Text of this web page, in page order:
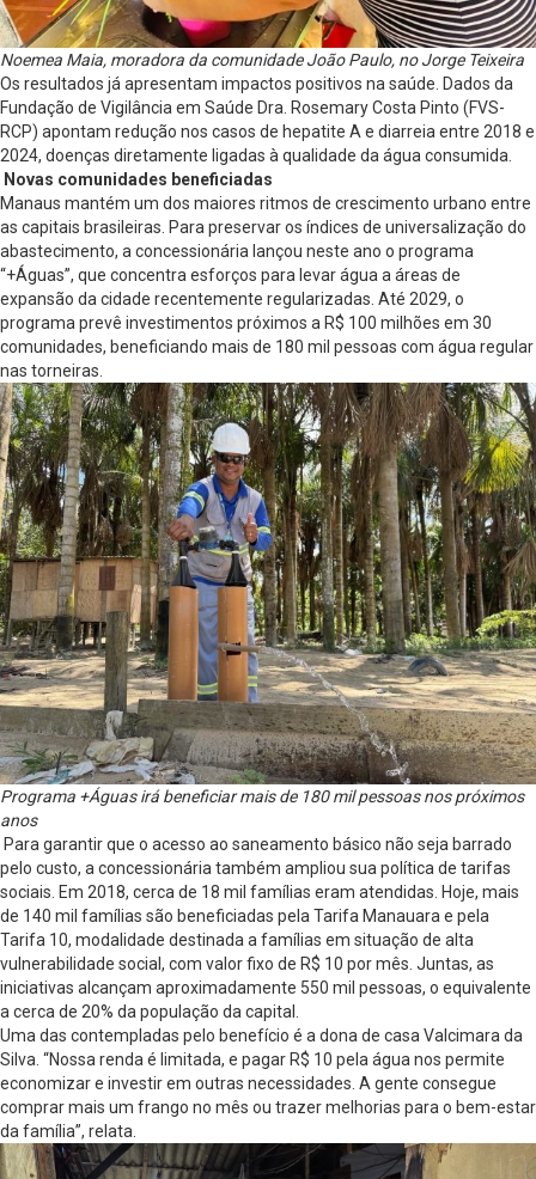
Noemea Maia, moradora da comunidade João Paulo, no Jorge Teixeira
Os resultados já apresentam impactos positivos na saúde. Dados da
Fundação de Vigilância em Saúde Dra. Rosemary Costa Pinto (FVS-
RCP) apontam redução nos casos de hepatite A e diarreia entre 2018 e
2024, doenças diretamente ligadas à qualidade da água consumida.
Novas comunidades beneficiadas
Manaus mantém um dos maiores ritmos de crescimento urbano entre
as capitais brasileiras. Para preservar os índices de universalização do
abastecimento, a concessionária lançou neste ano o programa
“+Águas”, que concentra esforços para levar água a áreas de
expansão da cidade recentemente regularizadas. Até 2029, o
programa prevê investimentos próximos a R$ 100 milhões em 30
comunidades, beneficiando mais de 180 mil pessoas com água regular
nas torneiras.
Programa +Águas irá beneficiar mais de 180 mil pessoas nos próximos
anos
Para garantir que o acesso ao saneamento básico não seja barrado
pelo custo, a concessionária também ampliou sua política de tarifas
sociais. Em 2018, cerca de 18 mil famílias eram atendidas. Hoje, mais
de 140 mil famílias são beneficiadas pela Tarifa Manauara e pela
Tarifa 10, modalidade destinada a famílias em situação de alta
vulnerabilidade social, com valor fixo de R$ 10 por mês. Juntas, as
iniciativas alcançam aproximadamente 550 mil pessoas, o equivalente
a cerca de 20% da população da capital.
Uma das contempladas pelo benefício é a dona de casa Valcimara da
Silva. “Nossa renda é limitada, e pagar R$ 10 pela água nos permite
economizar e investir em outras necessidades. A gente consegue
comprar mais um frango no mês ou trazer melhorias para o bem-estar
da família”, relata.